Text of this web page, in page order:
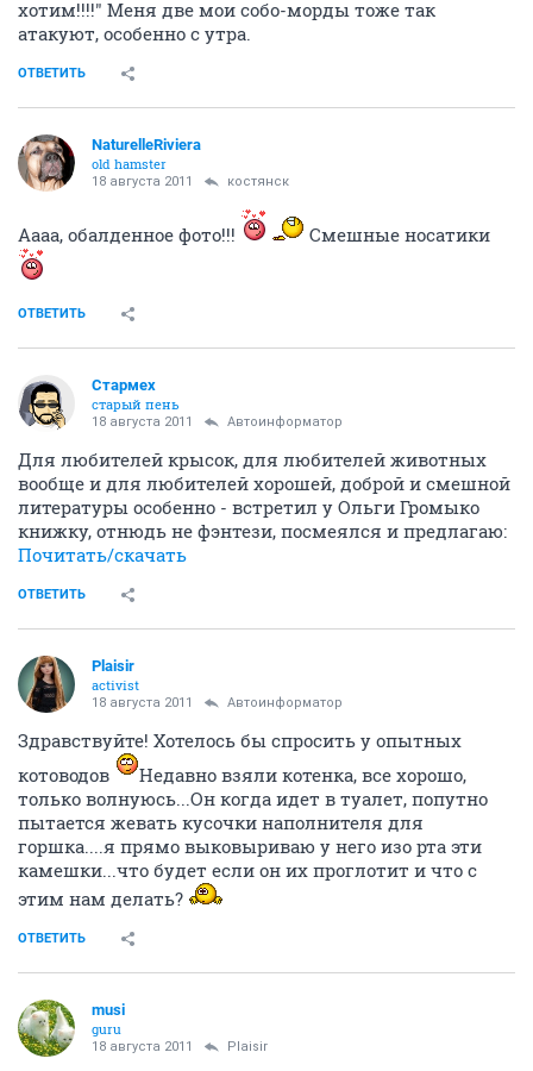
хотим!!!!" Меня две мои собо-морды тоже так
атакуют, особенно с утра.
ОТВЕТИТЬ
NaturelleRiviera
old hamster
18 августа 2011 костянск
Аааа, обалденное фото!!! Смешные носатики
ОТВЕТИТЬ
Стармех
старый пень
18 августа 2011 Автоинформатор
Для любителей крысок, для любителей животных
вообще и для любителей хорошей, доброй и смешной
литературы особенно - встретил у Ольги Громыко
книжку, отнюдь не фэнтези, посмеялся и предлагаю:
Почитать/скачать
ОТВЕТИТЬ
Plaisir
activist
18 августа 2011 Автоинформатор
Здравствуйте! Хотелось бы спросить у опытных
котоводов
Недавно взяли котенка, все хорошо,
только волнуюсь...Он когда идет в туалет, попутно
пытается жевать кусочки наполнителя для
горшка....я прямо выковыриваю у него изо рта эти
камешки...что будет если он их проглотит и что с
этим нам делать?
ОТВЕТИТЬ
musi
guru
18 августа 2011 Plaisir